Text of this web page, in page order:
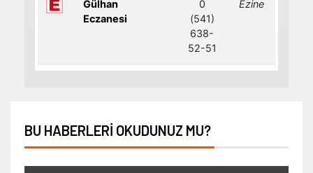
BU HABERLERI OKUDUNUZ MU?